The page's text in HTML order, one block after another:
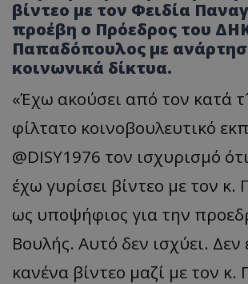
βίντεο με τον Φειδία
προέβη ο Πρόεδρος του
Παπαδόπουλος με
κοινωνικά δίκτυα.
«Έχω ακούσει από τον κατά
φίλτατο κοινοβουλευτικό
@DISY1976 τον ισχυρισμό
έχω γυρίσει βίντεο με τον
ως υποψήφιος για την
Βουλής. Αυτό δεν ισχύει. Δεν
κανένα βίντεο μαζί με τον